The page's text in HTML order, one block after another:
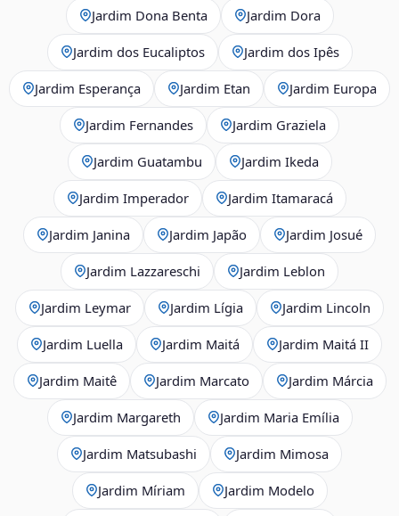
Jardim Dona Benta Jardim Dora
Jardim dos Eucaliptos Jardim dos Ipês
Jardim Esperança Jardim Etan Jardim Europa
Jardim Fernandes Jardim Graziela
Jardim Guatambu Jardim Ikeda
Jardim Imperador Jardim Itamaracá
Jardim Janina Jardim Japão Jardim Josué
Jardim Lazzareschi Jardim Leblon
Jardim Leymar Jardim Lígia Jardim Lincoln
Jardim Luella Jardim Maitá Jardim Maitá II
Jardim Maitê Jardim Marcato Jardim Márcia
Jardim Margareth Jardim Maria Emília
Jardim Matsubashi Jardim Mimosa
Jardim Míriam Jardim Modelo